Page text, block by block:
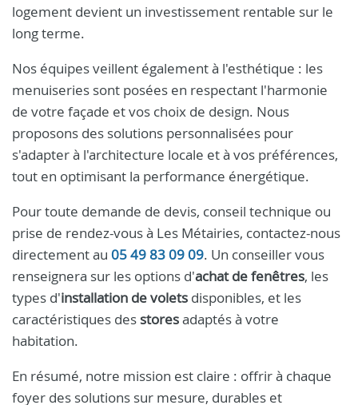
logement devient un investissement rentable sur le
long terme.
Nos équipes veillent également à l'esthétique : les
menuiseries sont posées en respectant l'harmonie
de votre façade et vos choix de design. Nous
proposons des solutions personnalisées pour
s'adapter à l'architecture locale et à vos préférences,
tout en optimisant la performance énergétique.
Pour toute demande de devis, conseil technique ou
prise de rendez-vous à Les Métairies, contactez-nous
directement au 05 49 83 09 09. Un conseiller vous
renseignera sur les options d'achat de fenêtres, les
types d'installation de volets disponibles, et les
caractéristiques des storesadaptés à votre
habitation.
En résumé, notre mission est claire : offrir à chaque
foyer des solutions sur mesure, durables et